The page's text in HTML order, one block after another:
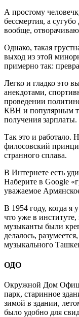
А простому
бессмертия, а
вообще,
Однако, такая
выход из этой
примерно так:
Легко и гладко это
анекдотами,
проведении
КВН и популярным
получения зарплаты.
Так это и работало.
филосовский
странного сплава.
В Интернете есть
Наберите в Google
уважаемое
В 1954 году, когда я
что уже в
музыканты были
делалось,
музыкального
ОДО
Окружной Дом
парк, старинное
зимой в здании,
было удобно для